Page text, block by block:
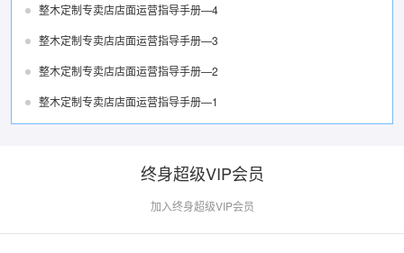
整木定制专卖店店面运营指导手册—4
整木定制专卖店店面运营指导手册—3
整木定制专卖店店面运营指导手册—2
整木定制专卖店店面运营指导手册—1
终身超级VIP会员
加入终身超级VIP会员